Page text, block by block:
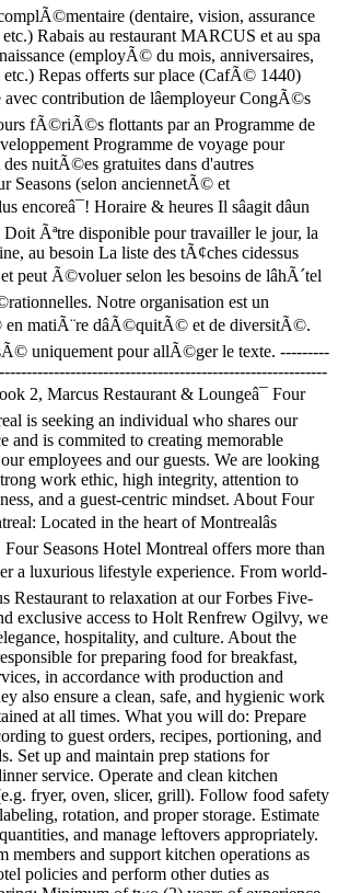
(dentaire, vision, assurance
Rabais au restaurant MARCUS et au spa
(employÃ© du mois, anniversaires,
Repas offerts sur place (CafÃ© 1440)
contribution de lâemployeur CongÃ©s
fÃ©riÃ©s flottants par an Programme de
Programme de voyage pour
nuitÃ©es gratuites dans d'autres
Seasons (selon anciennetÃ© et
Horaire & heures Il sâagit dâun
Ãªtre disponible pour travailler le jour, la
au besoin La liste des tÃ¢ches cidessus
et peut Ã©voluer selon les besoins de lâhÃ´tel
Notre organisation est un
matiÃ¨re dâÃ©quitÃ© et de diversitÃ©.
uniquement pour allÃ©ger le texte. ---------
2, Marcus Restaurant & Loungeâ¯ Four
is seeking an individual who shares our
and is commited to creating memorable
employees and our guests. We are looking
work ethic, high integrity, attention to
and a guest-centric mindset. About Four
Located in the heart of Montrealâs
Seasons Hotel Montreal offers more than
a luxurious lifestyle experience. From world-
Restaurant to relaxation at our Forbes Five-
exclusive access to Holt Renfrew Ogilvy, we
hospitality, and culture. About the
for preparing food for breakfast,
in accordance with production and
also ensure a clean, safe, and hygienic work
at all times. What you will do: Prepare
to guest orders, recipes, portioning, and
Set up and maintain prep stations for
service. Operate and clean kitchen
fryer, oven, slicer, grill). Follow food safety
rotation, and proper storage. Estimate
and manage leftovers appropriately.
members and support kitchen operations as
policies and perform other duties as